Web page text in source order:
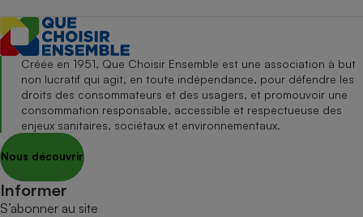
Créée en 1951, Que Choisir Ensemble est une association à but
non lucratif qui agit, en toute indépendance, pour défendre les
droits des consommateurs et des usagers, et promouvoir une
consommation responsable, accessible et respectueuse des
enjeux sanitaires, sociétaux et environnementaux.
Nous découvrir
Informer
S’abonner au site